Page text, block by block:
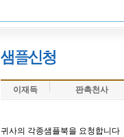
이재득 판촉천사
귀사의 각종샘플북을 요청합니다